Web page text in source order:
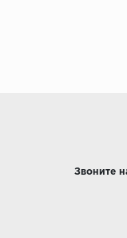
Звоните